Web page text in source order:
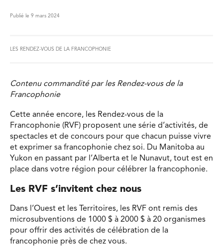
Publié le 9 mars 2024
LES RENDEZ-VOUS DE LA FRANCOPHONIE
Contenu commandité par les Rendez-vous de la
Francophonie
Cette année encore, les Rendez-vous de la
Francophonie (RVF) proposent une série d’activités, de
spectacles et de concours pour que chacun puisse vivre
et exprimer sa francophonie chez soi. Du Manitoba au
Yukon en passant par l’Alberta et le Nunavut, tout est en
place dans votre région pour célébrer la francophonie.
Les RVF s’invitent chez nous
Dans l’Ouest et les Territoires, les RVF ont remis des
microsubventions de 1000 $ à 2000 $ à 20 organismes
pour offrir des activités de célébration de la
francophonie près de chez vous.